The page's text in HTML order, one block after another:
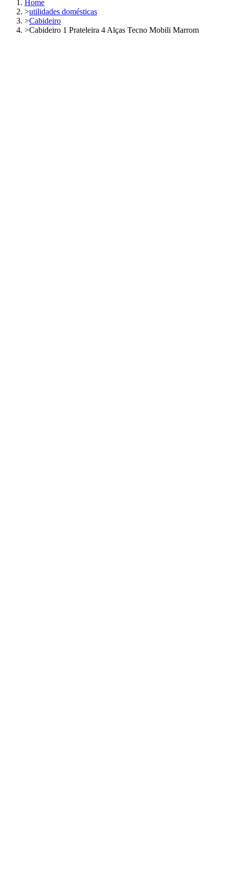
Home
>utilidades domésticas
>Cabideiro
>Cabideiro 1 Prateleira 4 Alças Tecno Mobili Marrom